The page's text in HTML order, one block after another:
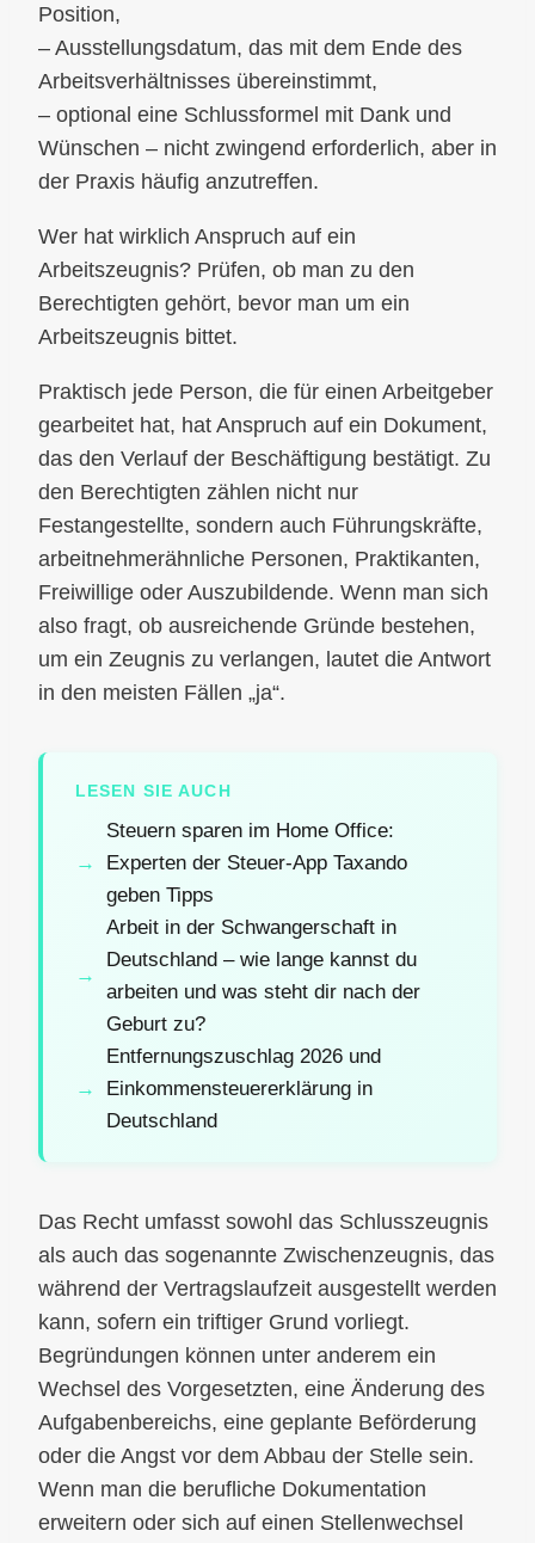
Position,
– Ausstellungsdatum, das mit dem Ende des
Arbeitsverhältnisses übereinstimmt,
– optional eine Schlussformel mit Dank und
Wünschen – nicht zwingend erforderlich, aber in
der Praxis häufig anzutreffen.
Wer hat wirklich Anspruch auf ein
Arbeitszeugnis? Prüfen, ob man zu den
Berechtigten gehört, bevor man um ein
Arbeitszeugnis bittet.
Praktisch jede Person, die für einen Arbeitgeber
gearbeitet hat, hat Anspruch auf ein Dokument,
das den Verlauf der Beschäftigung bestätigt. Zu
den Berechtigten zählen nicht nur
Festangestellte, sondern auch Führungskräfte,
arbeitnehmerähnliche Personen, Praktikanten,
Freiwillige oder Auszubildende. Wenn man sich
also fragt, ob ausreichende Gründe bestehen,
um ein Zeugnis zu verlangen, lautet die Antwort
in den meisten Fällen „ja“.
LESEN SIE AUCH
Steuern sparen im Home Office:
Experten der Steuer-App Taxando
geben Tipps
Arbeit in der Schwangerschaft in
Deutschland – wie lange kannst du
arbeiten und was steht dir nach der
Geburt zu?
Entfernungszuschlag 2026 und
Einkommensteuererklärung in
Deutschland
Das Recht umfasst sowohl das Schlusszeugnis
als auch das sogenannte Zwischenzeugnis, das
während der Vertragslaufzeit ausgestellt werden
kann, sofern ein triftiger Grund vorliegt.
Begründungen können unter anderem ein
Wechsel des Vorgesetzten, eine Änderung des
Aufgabenbereichs, eine geplante Beförderung
oder die Angst vor dem Abbau der Stelle sein.
Wenn man die berufliche Dokumentation
erweitern oder sich auf einen Stellenwechsel